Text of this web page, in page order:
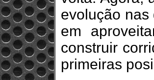
evolução nas
em
construir
primeiras